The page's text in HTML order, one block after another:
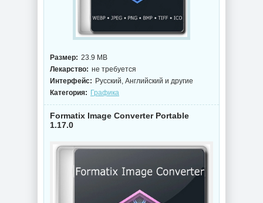
Размер: 23.9 MB
Лекарство: не требуется
Интерфейс: Русский, Английский и другие
Категория: Графика
Formatix Image Converter Portable
1.17.0